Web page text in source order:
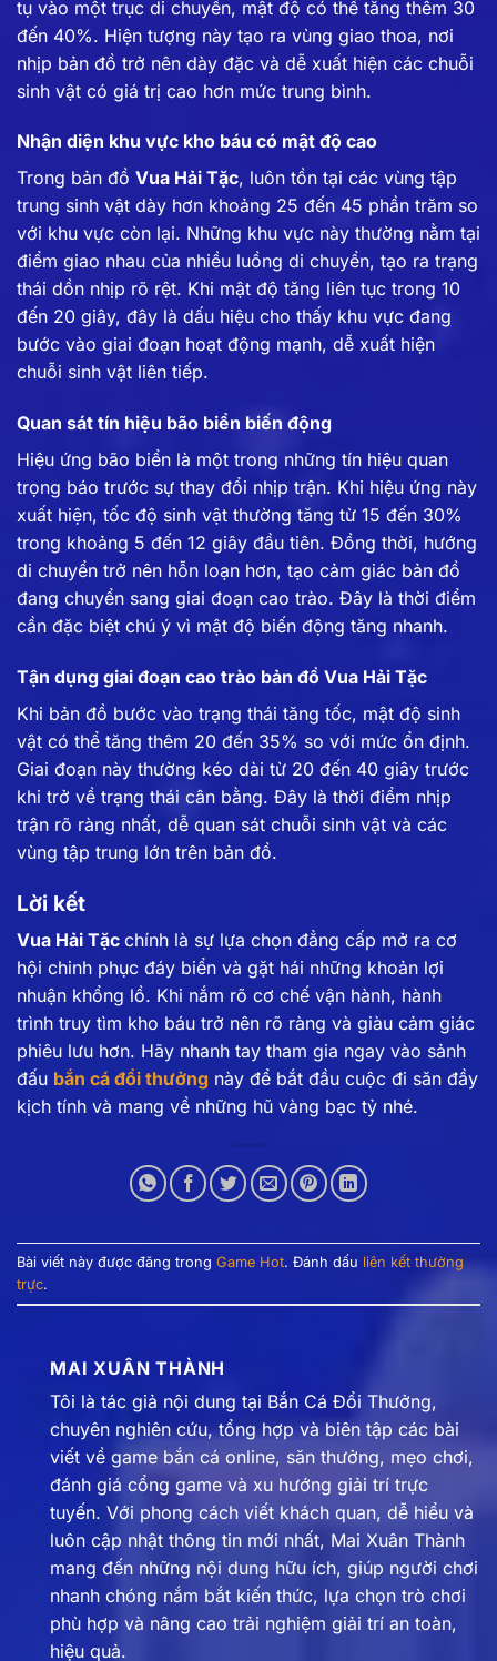
tụ vào một trục di chuyển, mật độ có thể tăng thêm 30
đến 40%. Hiện tượng này tạo ra vùng giao thoa, nơi
nhịp bản đồ trở nên dày đặc và dễ xuất hiện các chuỗi
sinh vật có giá trị cao hơn mức trung bình.
Nhận diện khu vực kho báu có mật độ cao
Trong bản đồ Vua Hải Tặc, luôn tồn tại các vùng tập
trung sinh vật dày hơn khoảng 25 đến 45 phần trăm so
với khu vực còn lại. Những khu vực này thường nằm tại
điểm giao nhau của nhiều luồng di chuyển, tạo ra trạng
thái dồn nhịp rõ rệt. Khi mật độ tăng liên tục trong 10
đến 20 giây, đây là dấu hiệu cho thấy khu vực đang
bước vào giai đoạn hoạt động mạnh, dễ xuất hiện
chuỗi sinh vật liên tiếp.
Quan sát tín hiệu bão biển biến động
Hiệu ứng bão biển là một trong những tín hiệu quan
trọng báo trước sự thay đổi nhịp trận. Khi hiệu ứng này
xuất hiện, tốc độ sinh vật thường tăng từ 15 đến 30%
trong khoảng 5 đến 12 giây đầu tiên. Đồng thời, hướng
di chuyển trở nên hỗn loạn hơn, tạo cảm giác bản đồ
đang chuyển sang giai đoạn cao trào. Đây là thời điểm
cần đặc biệt chú ý vì mật độ biến động tăng nhanh.
Tận dụng giai đoạn cao trào bản đồ Vua Hải Tặc
Khi bản đồ bước vào trạng thái tăng tốc, mật độ sinh
vật có thể tăng thêm 20 đến 35% so với mức ổn định.
Giai đoạn này thường kéo dài từ 20 đến 40 giây trước
khi trở về trạng thái cân bằng. Đây là thời điểm nhịp
trận rõ ràng nhất, dễ quan sát chuỗi sinh vật và các
vùng tập trung lớn trên bản đồ.
Lời kết
Vua Hải Tặc chính là sự lựa chọn đẳng cấp mở ra cơ
hội chinh phục đáy biển và gặt hái những khoản lợi
nhuận khổng lồ. Khi nắm rõ cơ chế vận hành, hành
trình truy tìm kho báu trở nên rõ ràng và giàu cảm giác
phiêu lưu hơn. Hãy nhanh tay tham gia ngay vào sảnh
đấu bắn cá đổi thưởng này để bắt đầu cuộc đi săn đầy
kịch tính và mang về những hũ vàng bạc tỷ nhé.
Bài viết này được đăng trong Game Hot. Đánh dấu liên kết thường
trực.
MAI XUÂN THÀNH
Tôi là tác giả nội dung tại Bắn Cá Đổi Thưởng,
chuyên nghiên cứu, tổng hợp và biên tập các bài
viết về game bắn cá online, săn thưởng, mẹo chơi,
đánh giá cổng game và xu hướng giải trí trực
tuyến. Với phong cách viết khách quan, dễ hiểu và
luôn cập nhật thông tin mới nhất, Mai Xuân Thành
mang đến những nội dung hữu ích, giúp người chơi
nhanh chóng nắm bắt kiến thức, lựa chọn trò chơi
phù hợp và nâng cao trải nghiệm giải trí an toàn,
hiệu quả.